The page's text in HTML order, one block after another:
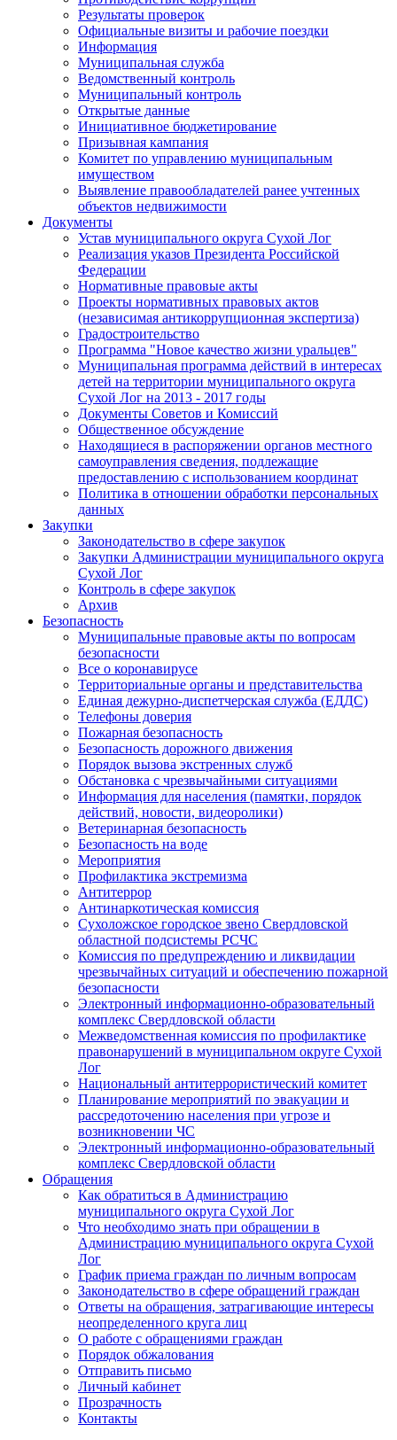
Результаты проверок
Официальные визиты и рабочие поездки
Информация
Муниципальная служба
Ведомственный контроль
Муниципальный контроль
Открытые данные
Инициативное бюджетирование
Призывная кампания
Комитет по управлению муниципальным
имуществом
Выявление правообладателей ранее учтенных
объектов недвижимости
Документы
Устав муниципального округа Сухой Лог
Реализация указов Президента Российской
Федерации
Нормативные правовые акты
Проекты нормативных правовых актов
(независимая антикоррупционная экспертиза)
Градостроительство
Программа "Новое качество жизни уральцев"
Муниципальная программа действий в интересах
детей на территории муниципального округа
Сухой Лог на 2013 - 2017 годы
Документы Советов и Комиссий
Общественное обсуждение
Находящиеся в распоряжении органов местного
самоуправления сведения, подлежащие
предоставлению с использованием координат
Политика в отношении обработки персональных
данных
Закупки
Законодательство в сфере закупок
Закупки Администрации муниципального округа
Сухой Лог
Контроль в сфере закупок
Архив
Безопасность
Муниципальные правовые акты по вопросам
безопасности
Все о коронавирусе
Территориальные органы и представительства
Единая дежурно-диспетчерская служба (ЕДДС)
Телефоны доверия
Пожарная безопасность
Безопасность дорожного движения
Порядок вызова экстренных служб
Обстановка с чрезвычайными ситуациями
Информация для населения (памятки, порядок
действий, новости, видеоролики)
Ветеринарная безопасность
Безопасность на воде
Мероприятия
Профилактика экстремизма
Антитеррор
Антинаркотическая комиссия
Сухоложское городское звено Свердловской
областной подсистемы РСЧС
Комиссия по предупреждению и ликвидации
чрезвычайных ситуаций и обеспечению пожарной
безопасности
Электронный информационно-образовательный
комплекс Cвердловской области
Межведомственная комиссия по профилактике
правонарушений в муниципальном округе Сухой
Лог
Национальный антитеррористический комитет
Планирование мероприятий по эвакуации и
рассредоточению населения при угрозе и
возникновении ЧС
Электронный информационно-образовательный
комплекс Свердловской области
Обращения
Как обратиться в Администрацию
муниципального округа Сухой Лог
Что необходимо знать при обращении в
Администрацию муниципального округа Сухой
Лог
График приема граждан по личным вопросам
Законодательство в сфере обращений граждан
Ответы на обращения, затрагивающие интересы
неопределенного круга лиц
О работе с обращениями граждан
Порядок обжалования
Отправить письмо
Личный кабинет
Прозрачность
Контакты